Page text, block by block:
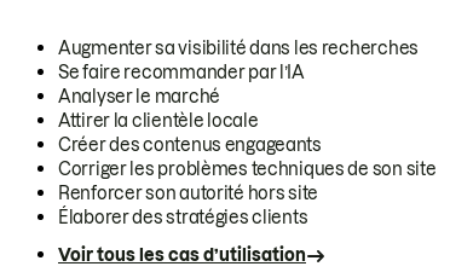
Augmenter sa visibilité dans les recherches
Se faire recommander par l’IA
Analyser le marché
Attirer la clientèle locale
Créer des contenus engageants
Corriger les problèmes techniques de son site
Renforcer son autorité hors site
Élaborer des stratégies clients
Voir tous les cas d’utilisation